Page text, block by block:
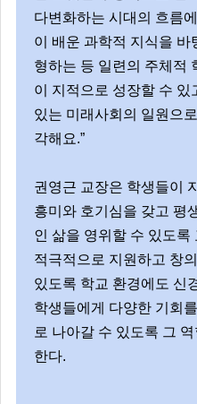
다변화하는 시대의 흐름
이 배운 과학적 지식을 바
형하는 등 일련의 주체적
이 지적으로 성장할 수 있
있는 미래사회의 일원으
각해요.”
권영근 교장은 학생들이
흥미와 호기심을 갖고 평
인 삶을 영위할 수 있도록
적극적으로 지원하고 창
있도록 학교 환경에도 신
학생들에게 다양한 기회
로 나아갈 수 있도록 그
한다.